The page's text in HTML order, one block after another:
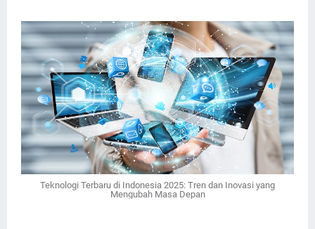
Teknologi Terbaru di Indonesia 2025: Tren dan Inovasi yang
Mengubah Masa Depan